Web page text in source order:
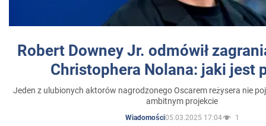
Robert Downey Jr. odmówił
Christophera Nolana: jaki jest
Jeden z ulubionych aktorów nagrodzonego Oscarem reżysera nie
ambitnym projekcie
Wiadomości05.03.2025 17:04 1